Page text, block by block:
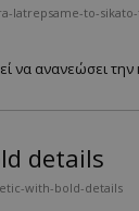
latrepsame-to-
να ανανεώσει
details
with-bold-details